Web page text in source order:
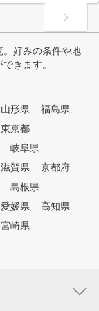
。好みの条件や地
きます。
山形県
福島県
東京都
岐阜県
滋賀県
京都府
島根県
愛媛県
高知県
宮崎県